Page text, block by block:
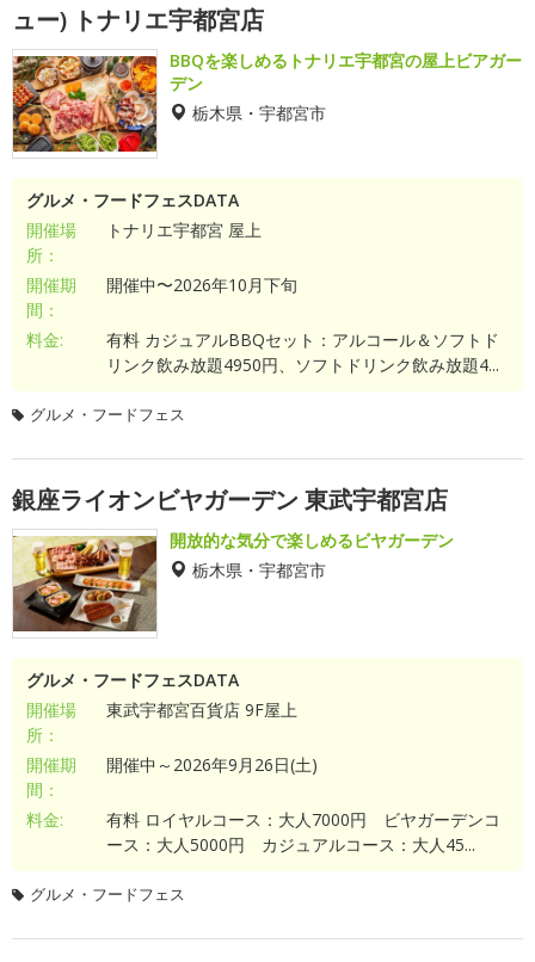
ュー) トナリエ宇都宮店
BBQを楽しめるトナリエ宇都宮の屋上ビアガー
デン
栃木県・宇都宮市
グルメ・フードフェスDATA
開催場
所：
トナリエ宇都宮 屋上
開催期
間：
開催中〜2026年10月下旬
料金:
有料 カジュアルBBQセット：アルコール＆ソフトド
リンク飲み放題4950円、ソフトドリンク飲み放題4...
グルメ・フードフェス
銀座ライオンビヤガーデン 東武宇都宮店
開放的な気分で楽しめるビヤガーデン
栃木県・宇都宮市
グルメ・フードフェスDATA
開催場
所：
東武宇都宮百貨店 9F屋上
開催期
間：
開催中～2026年9月26日(土)
料金:
有料 ロイヤルコース：大人7000円 ビヤガーデンコ
ース：大人5000円 カジュアルコース：大人45...
グルメ・フードフェス